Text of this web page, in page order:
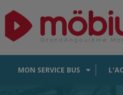
MON SERVICE BUS